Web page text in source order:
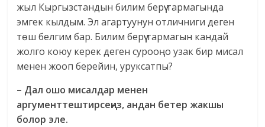
жыл Кыргызстандын билим берүү тармагында
эмгек кылдым. Эл агартуунун отличниги деген
төш белгим бар. Билим берүү тармагын кандай
жолго коюу керек деген сурооңо узак бир мисал
менен жооп берейин, уруксатпы?
– Дал ошо мисалдар менен
аргументтештирсеңиз, андан бетер жакшы
болор эле.